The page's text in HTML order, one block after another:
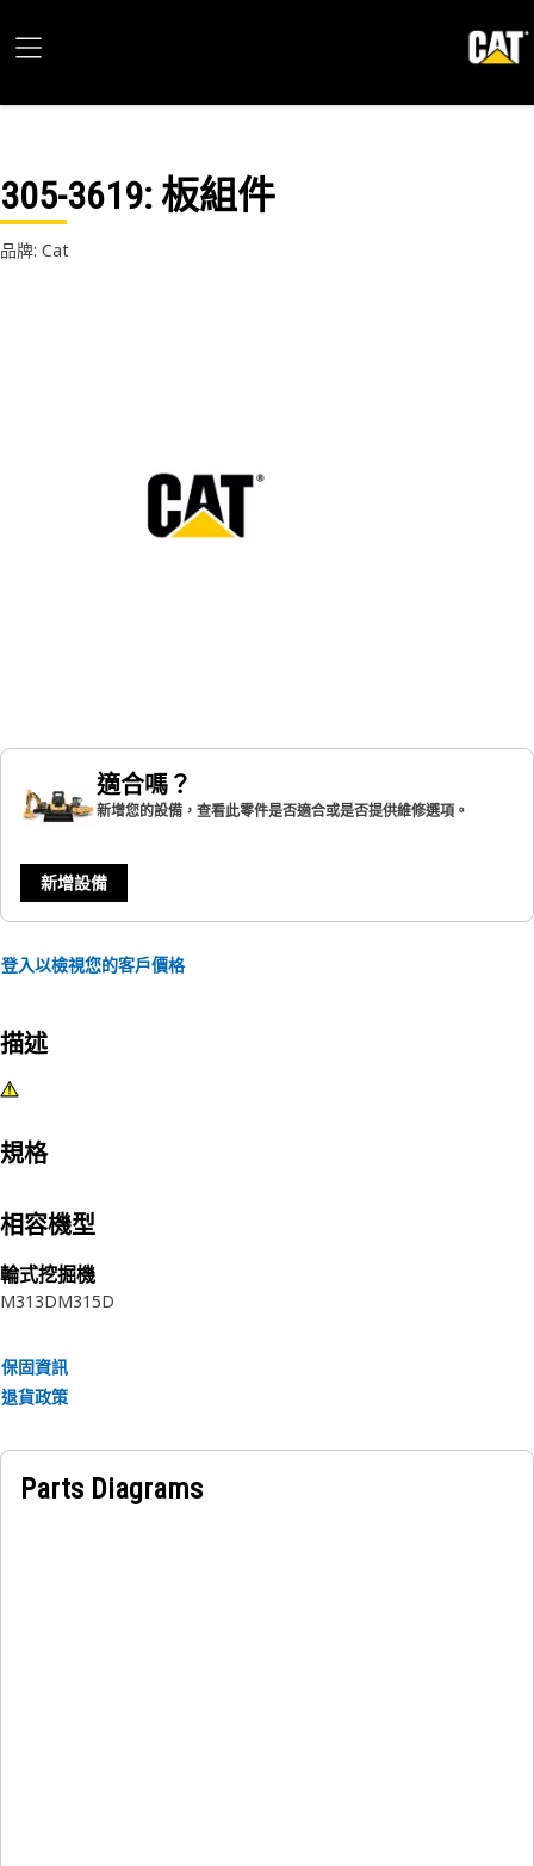
305-3619: 板組件
品牌: Cat
適合嗎？
新增您的設備，查看此零件是否適合或是否提供維修選項。
新增設備
登入以檢視您的客戶價格
描述
規格
相容機型
輪式挖掘機
M313DM315D
保固資訊
退貨政策
Parts Diagrams